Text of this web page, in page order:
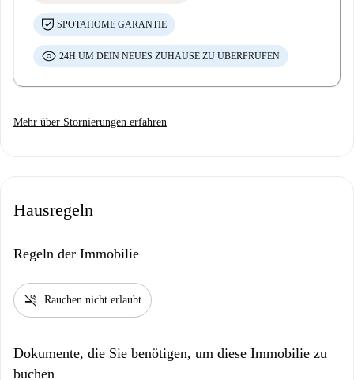
SPOTAHOME GARANTIE
24H UM DEIN NEUES ZUHAUSE ZU ÜBERPRÜFEN
Mehr über Stornierungen erfahren
Hausregeln
Regeln der Immobilie
smoke_free Rauchen nicht erlaubt
Dokumente, die Sie benötigen, um diese Immobilie zu
buchen